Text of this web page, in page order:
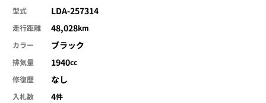
型式 LDA-257314
走行距離 48,028km
カラー
ブラック
排気量 1940cc
修復歴
なし
入札数 4件